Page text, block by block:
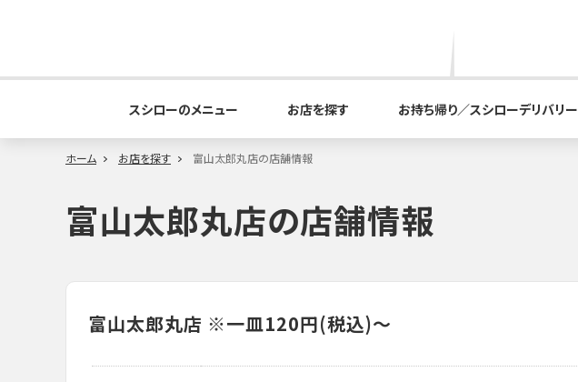
スシローのメニュー お店を探す お持ち帰り／スシローデリバリー
ホーム お店を探す 富山太郎丸店の店舗情報
富山太郎丸店の店舗情報
富山太郎丸店 ※一皿120円(税込)～